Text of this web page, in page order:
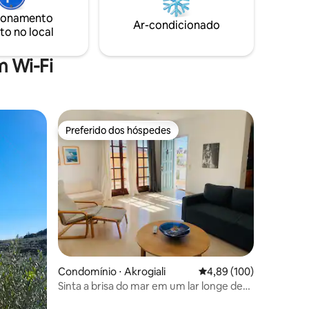
noites inesquecíveis, onde você pode
dormir ao lado da magia do poço e do
som curativo de suas oliveiras.
no local
Ar-condicionado
Wi-Fi
hóspedes Preferido dos hóspedes
Preferido dos hóspedes
Condomínio ⋅ Akrogiali 4,89 de uma avaliação
4,89 (100)
Sinta a brisa do mar em um lar longe de